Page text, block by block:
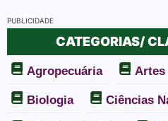
PUBLICIDADE
CATEGORIAS/
Agropecuária Artes
Biologia Ciências